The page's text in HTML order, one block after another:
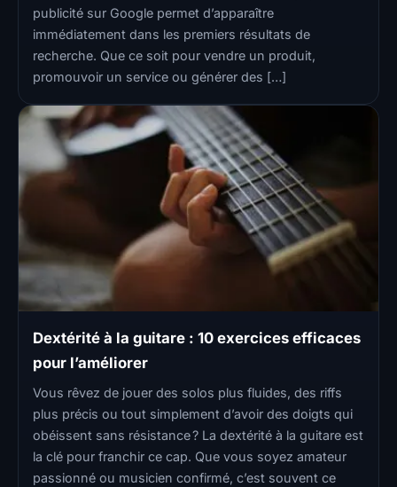
publicité sur Google permet d’apparaître
immédiatement dans les premiers résultats de
recherche. Que ce soit pour vendre un produit,
promouvoir un service ou générer des […]
Dextérité à la guitare : 10 exercices efficaces
pour l’améliorer
Vous rêvez de jouer des solos plus fluides, des riffs
plus précis ou tout simplement d’avoir des doigts qui
obéissent sans résistance ? La dextérité à la guitare est
la clé pour franchir ce cap. Que vous soyez amateur
passionné ou musicien confirmé, c’est souvent ce